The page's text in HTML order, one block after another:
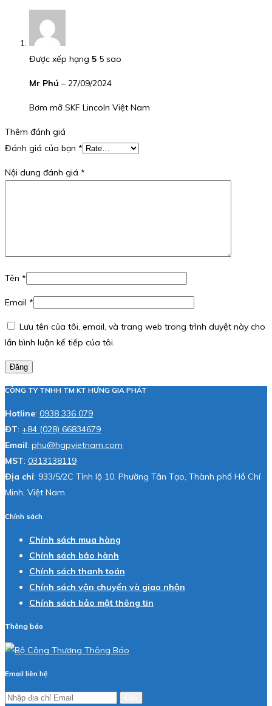
Được xếp hạng 5 5 sao
Mr Phú – 27/09/2024
Bơm mỡ SKF Lincoln Việt Nam
Thêm đánh giá
Đánh giá của bạn *
Nội dung đánh giá *
Tên *
Email *
Lưu tên của tôi, email, và trang web trong trình duyệt này cho
lần bình luận kế tiếp của tôi.
Đăng
CÔNG TY TNHH TM KT HƯNG GIA PHÁT
Hotline: 0938 336 079
ĐT: +84 (028) 66834679
Email: phu@hgpvietnam.com
MST: 0313138119
Địa chỉ: 933/5/2C Tỉnh lộ 10, Phường Tân Tạo, Thành phố Hồ Chí
Minh, Việt Nam.
Chính sách
Chính sách mua hàng
Chính sách bảo hành
Chính sách thanh toán
Chính sách vận chuyển và giao nhận
Chính sách bảo mật thông tin
Thông báo
Email liên hệ